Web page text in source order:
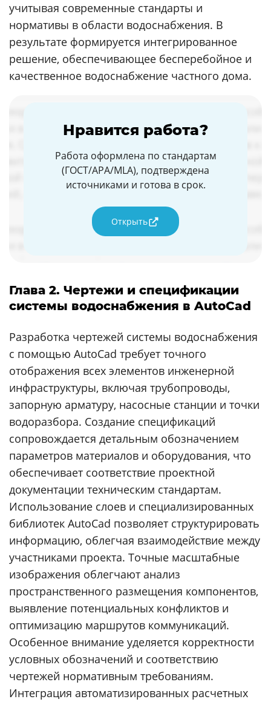
учитывая современные стандарты и
нормативы в области водоснабжения. В
результате формируется интегрированное
решение, обеспечивающее бесперебойное и
качественное водоснабжение частного дома.
Нравится работа?
Работа оформлена по стандартам
(ГОСТ/APA/MLA), подтверждена
источниками и готова в срок.
Открыть
Глава 2. Чертежи и спецификации
системы водоснабжения в AutoCad
Разработка чертежей системы водоснабжения
с помощью AutoCad требует точного
отображения всех элементов инженерной
инфраструктуры, включая трубопроводы,
запорную арматуру, насосные станции и точки
водоразбора. Создание спецификаций
сопровождается детальным обозначением
параметров материалов и оборудования, что
обеспечивает соответствие проектной
документации техническим стандартам.
Использование слоев и специализированных
библиотек AutoCad позволяет структурировать
информацию, облегчая взаимодействие между
участниками проекта. Точные масштабные
изображения облегчают анализ
пространственного размещения компонентов,
выявление потенциальных конфликтов и
оптимизацию маршрутов коммуникаций.
Особенное внимание уделяется корректности
условных обозначений и соответствию
чертежей нормативным требованиям.
Интеграция автоматизированных расчетных